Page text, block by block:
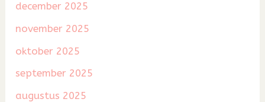
december 2025
november 2025
oktober 2025
september 2025
augustus 2025